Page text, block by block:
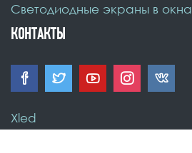
Светодиодные экраны в окна
КОНТАКТЫ
Xled